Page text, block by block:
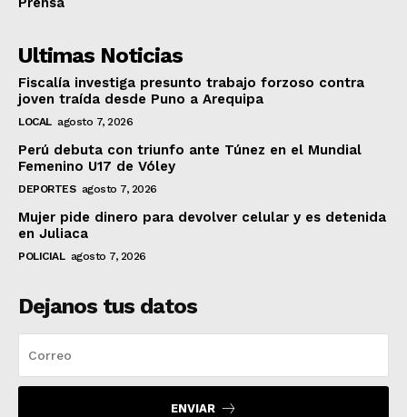
Ultimas Noticias
Fiscalía investiga presunto trabajo forzoso contra
joven traída desde Puno a Arequipa
LOCAL agosto 7, 2026
Perú debuta con triunfo ante Túnez en el Mundial
Femenino U17 de Vóley
DEPORTES agosto 7, 2026
Mujer pide dinero para devolver celular y es detenida
en Juliaca
POLICIAL agosto 7, 2026
Dejanos tus datos
ENVIAR